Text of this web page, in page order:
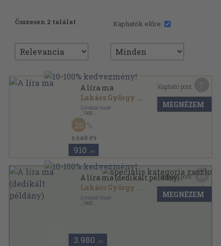
Összesen 2 találat Kaphatók előre:
A líra ma
Lukács György ...
Gondolat Kiadó
1968
Vászon
1.140 Ft
20
910 ,-Ft
Kapható pont:
MEGNÉZEM
A líra ma (dedikált példány)
Lukács György ...
Gondolat Kiadó
1968
3.980 ,-Ft
Kapható pont: 20
MEGNÉZEM